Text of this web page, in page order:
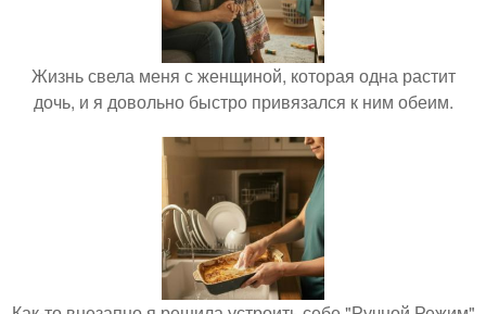
Жизнь свела меня с женщиной, которая одна растит
дочь, и я довольно быстро привязался к ним обеим.